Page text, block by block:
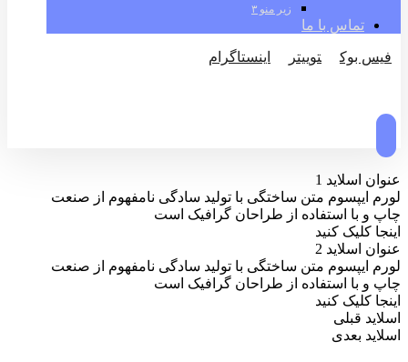
زیر منو ۳
تماس با ما
فیس بوک توییتر
اینستاگرام
عنوان اسلاید 1
لورم ایپسوم متن ساختگی با تولید سادگی نامفهوم از صنعت
چاپ و با استفاده از طراحان گرافیک است
اینجا کلیک کنید
عنوان اسلاید 2
لورم ایپسوم متن ساختگی با تولید سادگی نامفهوم از صنعت
چاپ و با استفاده از طراحان گرافیک است
اینجا کلیک کنید
اسلاید قبلی
اسلاید بعدی